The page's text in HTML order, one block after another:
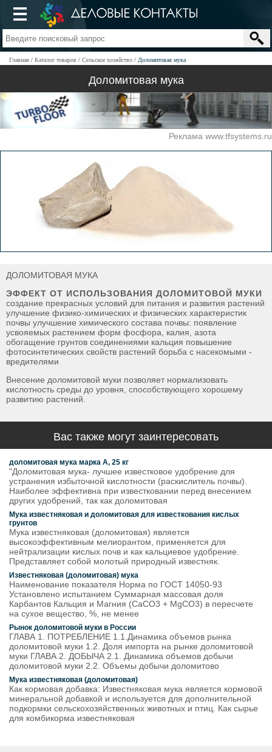
Главная Каталог товаров Сельское хозяйство Доломитовая мука
Доломитовая мука
Реклама www.tfsystems.ru
ДОЛОМИТОВАЯ МУКА
ЭФФЕКТ ОТ ИСПОЛЬЗОВАНИЯ ДОЛОМИТОВОЙ МУКИ
создание прекрасных условий для питания и развития растений
улучшение физико-химических и физических характеристик
почвы улучшение химического состава почвы: появление
усвояемых растением форм фосфора, калия, азота
обогащение грунтов соединениями кальция повышение
фотосинтетических свойств растений борьба с насекомыми -
вредителями
Внесение доломитовой муки позволяет нормализовать
кислотность среды до уровня, способствующего хорошему
развитию растений.
Вас также могут заинтересовать
доломитовая мука марка А, 25 кг
"Доломитовая мука- лучшее известковое удобрение для
устранения избыточной кислотности (раскислитель почвы).
Наиболее эффективна при известковании перед внесением
других удобрений, так как доломитовая
Мука известняковая и доломитовая для известкования кислых
грунтов
Мука известняковая (доломитовая) является
высокоэффективным мелиорантом, применяется для
нейтрализации кислых почв и как кальциевое удобрение.
Представляет собой молотый природный известняк.
Известняковая (доломитовая) мука
Наименование показателя Норма по ГОСТ 14050-93
Установлено испытанием Суммарная массовая доля
Карбантов Кальция и Магния (СаСО3 + MgCО3) в пересчете
на сухое вещество, %, не менее
Рынок доломитовой муки в России
ГЛАВА 1. ПОТРЕБЛЕНИЕ 1.1.Динамика объемов рынка
доломитовой муки 1.2. Доля импорта на рынке доломитовой
муки ГЛАВА 2. ДОБЫЧА 2.1. Динамика объемов добычи
доломитовой муки 2.2. Объемы добычи доломитово
Мука известняковая (доломитовая)
Как кормовая добавка: Известняковая мука является кормовой
минеральной добавкой и используется для дополнительной
подкормки сельскохозяйственных животных и птиц. Как сырье
для комбикорма известняковая